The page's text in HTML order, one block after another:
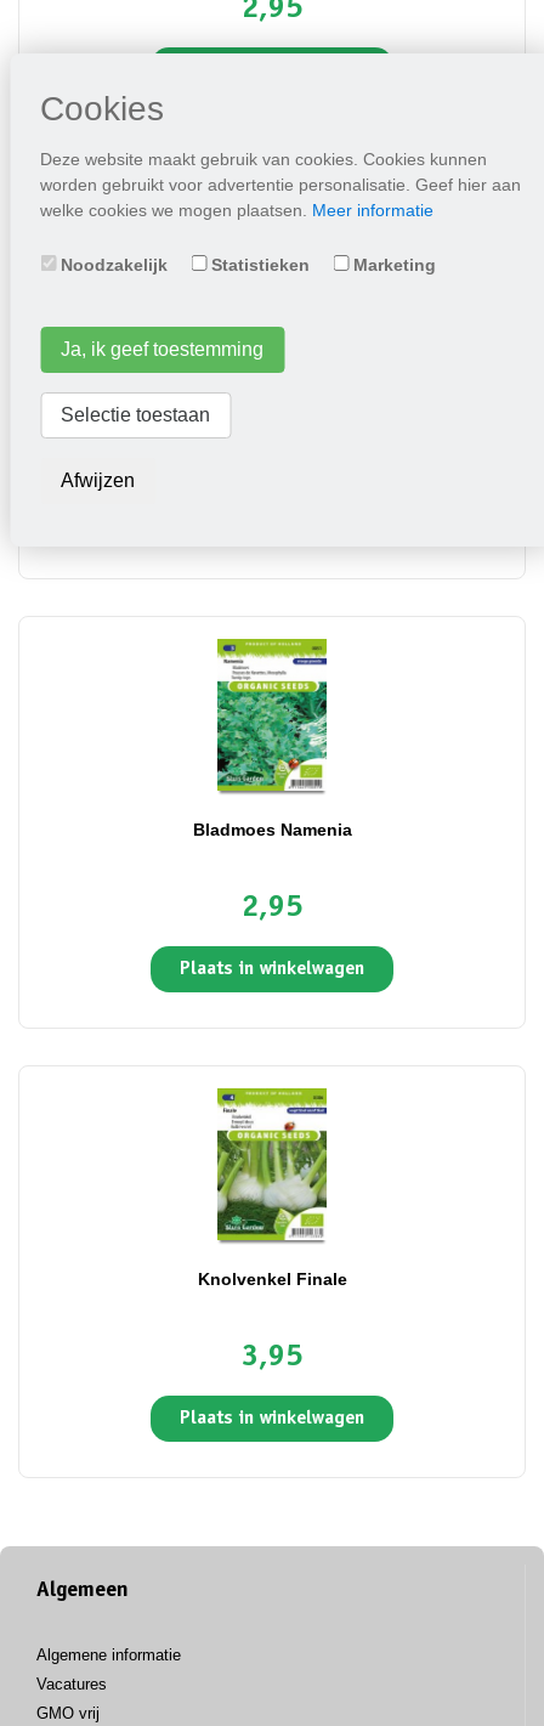
Cookies
Deze website maakt gebruik van cookies. Cookies kunnen
worden gebruikt voor advertentie personalisatie. Geef hier aan
welke cookies we mogen plaatsen. Meer informatie
Noodzakelijk Statistieken Marketing
Ja, ik geef toestemming
Selectie toestaan
Afwijzen
2,95
Bladmoes Namenia
2,95
Plaats in winkelwagen
Knolvenkel Finale
3,95
Plaats in winkelwagen
Algemeen
Algemene informatie
Vacatures
GMO vrij